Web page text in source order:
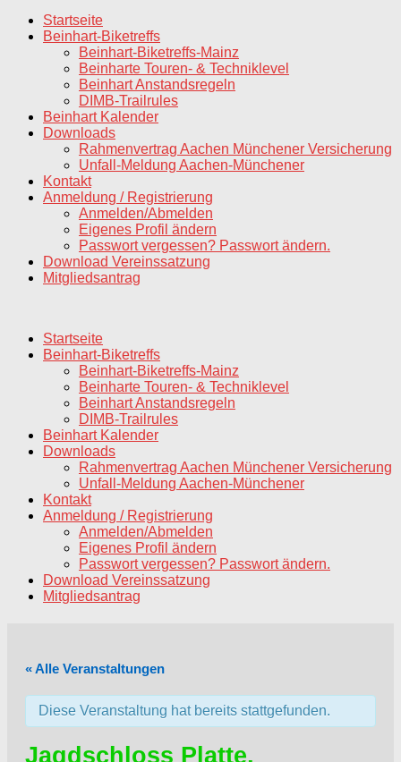
Startseite
Beinhart-Biketreffs
Beinhart-Biketreffs-Mainz
Beinharte Touren- & Techniklevel
Beinhart Anstandsregeln
DIMB-Trailrules
Beinhart Kalender
Downloads
Rahmenvertrag Aachen Münchener Versicherung
Unfall-Meldung Aachen-Münchener
Kontakt
Anmeldung / Registrierung
Anmelden/Abmelden
Eigenes Profil ändern
Passwort vergessen? Passwort ändern.
Download Vereinssatzung
Mitgliedsantrag
Startseite
Beinhart-Biketreffs
Beinhart-Biketreffs-Mainz
Beinharte Touren- & Techniklevel
Beinhart Anstandsregeln
DIMB-Trailrules
Beinhart Kalender
Downloads
Rahmenvertrag Aachen Münchener Versicherung
Unfall-Meldung Aachen-Münchener
Kontakt
Anmeldung / Registrierung
Anmelden/Abmelden
Eigenes Profil ändern
Passwort vergessen? Passwort ändern.
Download Vereinssatzung
Mitgliedsantrag
« Alle Veranstaltungen
Diese Veranstaltung hat bereits stattgefunden.
Jagdschloss Platte,